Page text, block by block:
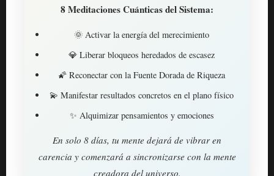
8 Meditaciones Cuánticas del Sistema:
🌞 Activar la energía del merecimiento
💎 Liberar bloqueos heredados de escasez
🌠 Reconectar con la Fuente Dorada de Riqueza
💫 Manifestar resultados concretos en el plano físico
✨ Alquimizar pensamientos y emociones
En solo 8 días, tu mente dejará de vibrar en
carencia y comenzará a sincronizarse con la mente
creadora del universo.